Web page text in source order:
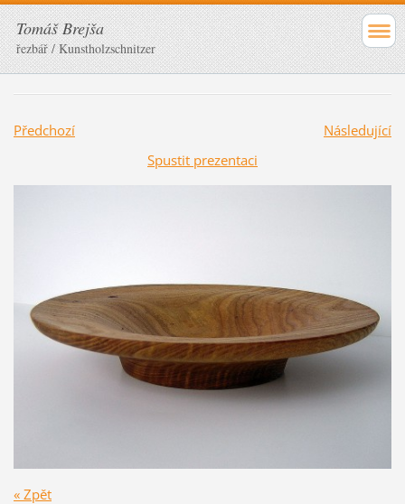
Tomáš Brejša
řezbář / Kunstholzschnitzer
Předchozí
Následující
Spustit prezentaci
« Zpět